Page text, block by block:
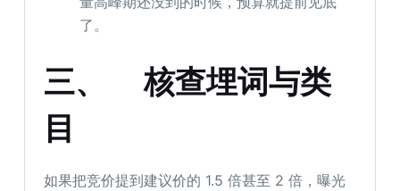
了。
三、核查埋词与类
目
如果把竞价提到建议价的 1.5 倍甚至 2 倍，曝光